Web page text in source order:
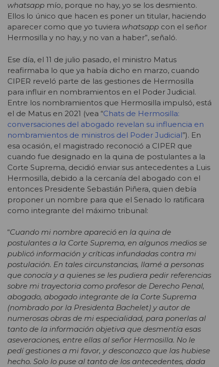
whatsapp mío, porque no hay, yo se los desmiento.
Ellos lo único que hacen es poner un titular, haciendo
aparecer como que yo tuviera whatsapp con el señor
Hermosilla y no hay, y no van a haber”, señaló.
Ese día, el 11 de julio pasado, el ministro Matus
reafirmaba lo que ya había dicho en marzo, cuando
CIPER reveló parte de las gestiones de Hermosilla
para influir en nombramientos en el Poder Judicial.
Entre los nombramientos que Hermosilla impulsó, está
el de Matus en 2021 (vea “Chats de Hermosilla:
conversaciones del abogado revelan su influencia en
nombramientos de ministros del Poder Judicial”). En
esa ocasión, el magistrado reconoció a CIPER que
cuando fue designado en la quina de postulantes a la
Corte Suprema, decidió enviar sus antecedentes a Luis
Hermosilla, debido a la cercanía del abogado con el
entonces Presidente Sebastián Piñera, quien debía
proponer un nombre para que el Senado lo ratificara
como integrante del máximo tribunal:
“Cuando mi nombre apareció en la quina de
postulantes a la Corte Suprema, en algunos medios se
publicó información y críticas infundadas contra mi
postulación. En tales circunstancias, llamé a personas
que conocía y a quienes se les pudiera pedir referencias
sobre mi trayectoria como profesor de Derecho Penal,
abogado, abogado integrante de la Corte Suprema
(nombrado por la Presidenta Bachelet) y autor de
numerosas obras de mi especialidad, para ponerlas al
tanto de la información objetiva que desmentía esas
aseveraciones, entre ellas al señor Hermosilla. No le
pedí gestiones a mi favor, y desconozco que las hubiese
hecho. Solo lo puse al tanto de los antecedentes, dada